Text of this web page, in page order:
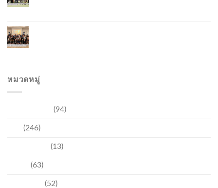
หมวดหมู่
(94)
(246)
(13)
(63)
(52)